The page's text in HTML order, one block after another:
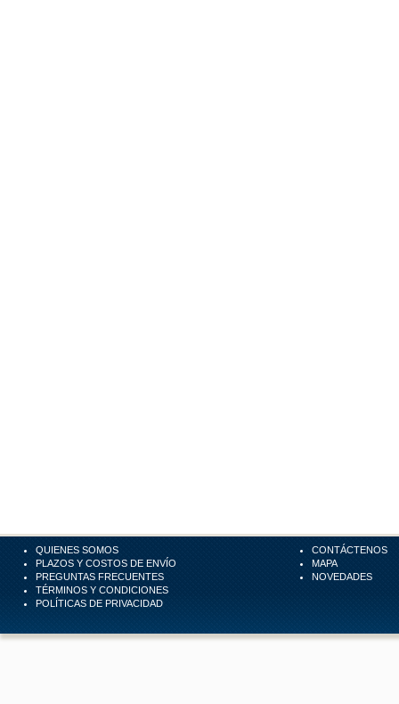
QUIENES SOMOS
PLAZOS Y COSTOS DE ENVÍO
PREGUNTAS FRECUENTES
TÉRMINOS Y CONDICIONES
POLÍTICAS DE PRIVACIDAD
CONTÁCTENOS
MAPA
NOVEDADES